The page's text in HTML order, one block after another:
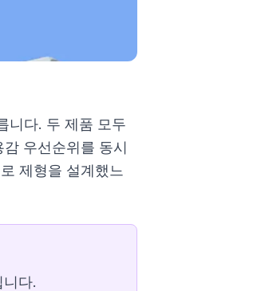
니다. 두 제품 모두
우선순위를 동시
제형을 설계했느
다.